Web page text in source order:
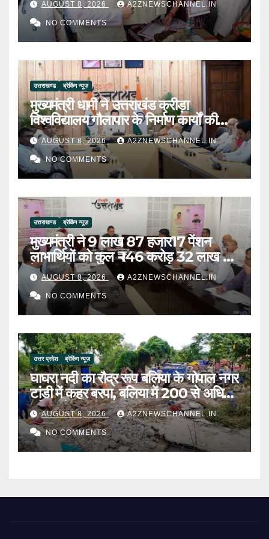
AUGUST 8, 2026 A2ZNEWSCHANNEL.IN
NO COMMENTS
उत्तराखण्ड ब्रेकिंग न्यूज़
मुख्यमंत्री धामी ने उत्तराखंड क्रीड़ा
विश्वविद्यालय गौलापार के निर्माण कार्यों की
समीक्षा की
AUGUST 8, 2026 A2ZNEWSCHANNEL.IN
NO COMMENTS
उत्तराखण्ड ब्रेकिंग न्यूज़
मुख्यमंत्री ने 9 लाख 87 हजार17 पेंशन
लाभार्थियों को कुल ₹ 146 करोड़ 32 लाख की
पेंशन राशि का किया भुगतान
AUGUST 8, 2026 A2ZNEWSCHANNEL.IN
NO COMMENTS
उत्तर प्रदेश ब्रेकिंग न्यूज़
घाघरा नदी का रौद्र रूप बलिया के गोपाल नगर
टांडी में कहर बरपा, बलिया में 200 से अधिक
परिवार बेघर
AUGUST 8, 2026 A2ZNEWSCHANNEL.IN
NO COMMENTS